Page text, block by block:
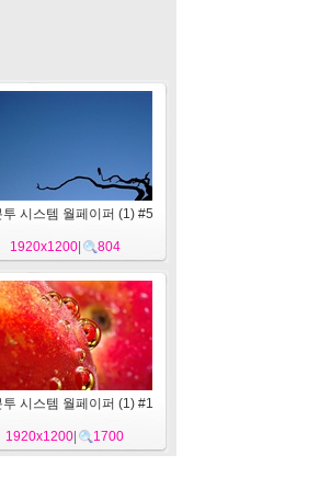
투 시스템 월페이퍼 (1) #5
1920x1200| 804
투 시스템 월페이퍼 (1) #1
1920x1200 1700